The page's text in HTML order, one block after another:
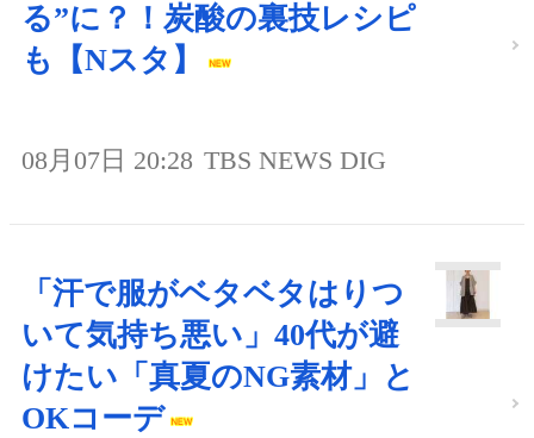
る”に？！炭酸の裏技レシピ
も【Nスタ】
08月07日 20:28 TBS NEWS DIG
「汗で服がベタベタはりつ
いて気持ち悪い」40代が避
けたい「真夏のNG素材」と
OKコーデ